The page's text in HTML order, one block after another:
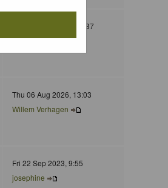
Wed 05 Nov 2025, 11:37
Jurgen Maassen
Thu 06 Aug 2026, 13:03
Willem Verhagen
Fri 22 Sep 2023, 9:55
josephine